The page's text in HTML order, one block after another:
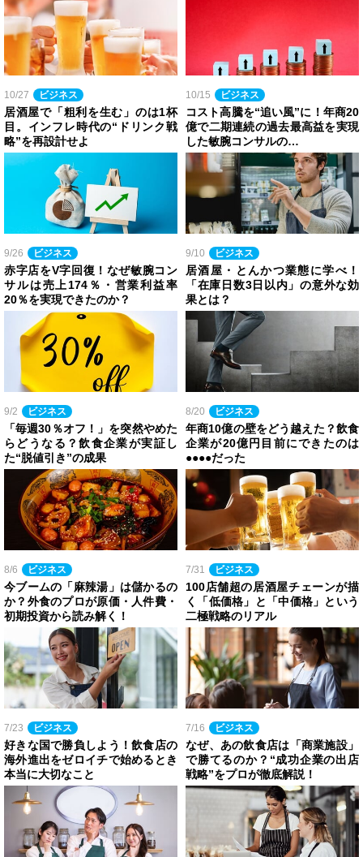
10/27 ビジネス
居酒屋で「粗利を生む」のは1杯
目。インフレ時代の“ドリンク戦
略”を再設計せよ
10/15 ビジネス
コスト高騰を“追い風”に！年商20
億で二期連続の過去最高益を実現
した敏腕コンサルの…
9/26 ビジネス
赤字店をV字回復！なぜ敏腕コン
サルは売上174％・営業利益率
20％を実現できたのか？
9/10 ビジネス
居酒屋・とんかつ業態に学べ！
「在庫日数3日以内」の意外な効
果とは？
9/2 ビジネス
「毎週30％オフ！」を突然やめた
らどうなる？飲食企業が実証し
た“脱値引き”の成果
8/20 ビジネス
年商10億の壁をどう越えた？飲食
企業が20億円目前にできたのは
●●●●だった
8/6 ビジネス
今ブームの「麻辣湯」は儲かるの
か？外食のプロが原価・人件費・
初期投資から読み解く！
7/31 ビジネス
100店舗超の居酒屋チェーンが描
く「低価格」と「中価格」という
二極戦略のリアル
7/23 ビジネス
好きな国で勝負しよう！飲食店の
海外進出をゼロイチで始めるとき
本当に大切なこと
7/16 ビジネス
なぜ、あの飲食店は「商業施設」
で勝てるのか？“成功企業の出店
戦略”をプロが徹底解説！